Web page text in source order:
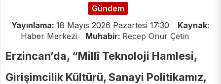
Gündem
Yayınlama: 18 Mayıs 2026 Pazartesi 17:30
Kaynak:
Haber Merkezi
Muhabir: Recep Onur Çetin
Erzincan’da, “Millî Teknoloji Hamlesi,
Girişimcilik Kültürü, Sanayi Politikamız,